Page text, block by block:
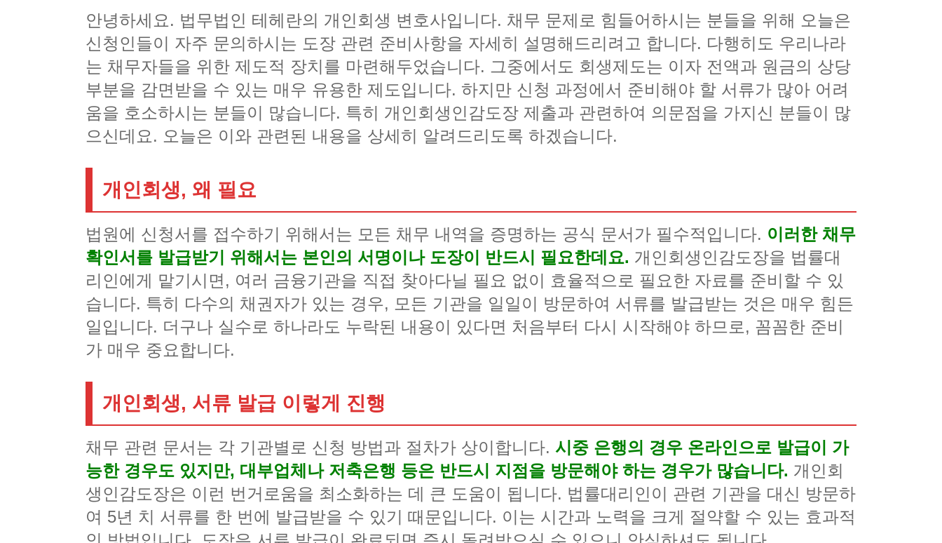
안녕하세요. 법무법인 테헤란의 개인회생 변호사입니다. 채무 문제로 힘들어하시는 분들을 위해 오늘은
신청인들이 자주 문의하시는 도장 관련 준비사항을 자세히 설명해드리려고 합니다. 다행히도 우리나라
는 채무자들을 위한 제도적 장치를 마련해두었습니다. 그중에서도 회생제도는 이자 전액과 원금의 상당
부분을 감면받을 수 있는 매우 유용한 제도입니다. 하지만 신청 과정에서 준비해야 할 서류가 많아 어려
움을 호소하시는 분들이 많습니다. 특히 개인회생인감도장 제출과 관련하여 의문점을 가지신 분들이 많
으신데요. 오늘은 이와 관련된 내용을 상세히 알려드리도록 하겠습니다.
개인회생, 왜 필요
법원에 신청서를 접수하기 위해서는 모든 채무 내역을 증명하는 공식 문서가 필수적입니다. 이러한 채무
확인서를 발급받기 위해서는 본인의 서명이나 도장이 반드시 필요한데요. 개인회생인감도장을 법률대
리인에게 맡기시면, 여러 금융기관을 직접 찾아다닐 필요 없이 효율적으로 필요한 자료를 준비할 수 있
습니다. 특히 다수의 채권자가 있는 경우, 모든 기관을 일일이 방문하여 서류를 발급받는 것은 매우 힘든
일입니다. 더구나 실수로 하나라도 누락된 내용이 있다면 처음부터 다시 시작해야 하므로, 꼼꼼한 준비
가 매우 중요합니다.
개인회생, 서류 발급 이렇게 진행
채무 관련 문서는 각 기관별로 신청 방법과 절차가 상이합니다. 시중 은행의 경우 온라인으로 발급이 가
능한 경우도 있지만, 대부업체나 저축은행 등은 반드시 지점을 방문해야 하는 경우가 많습니다. 개인회
생인감도장은 이런 번거로움을 최소화하는 데 큰 도움이 됩니다. 법률대리인이 관련 기관을 대신 방문하
여 5년 치 서류를 한 번에 발급받을 수 있기 때문입니다. 이는 시간과 노력을 크게 절약할 수 있는 효과적